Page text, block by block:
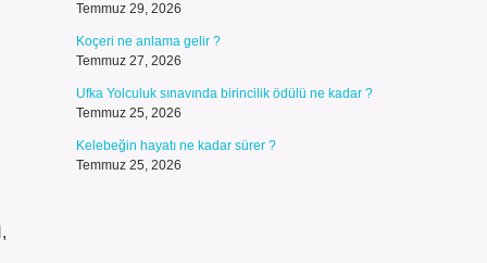
Temmuz 29, 2026
Koçeri ne anlama gelir ?
Temmuz 27, 2026
Ufka Yolculuk sınavında birincilik ödülü ne kadar ?
Temmuz 25, 2026
Kelebeğin hayatı ne kadar sürer ?
Temmuz 25, 2026